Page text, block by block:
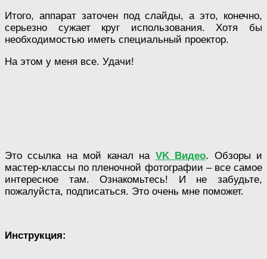
Итого, аппарат заточен под слайды, а это, конечно,
серьезно сужает круг использования. Хотя бы
необходимостью иметь специальный проектор.
На этом у меня все. Удачи!
Это ссылка на мой канал на VK Видео. Обзоры и
мастер-классы по пленочной фотографии – все самое
интересное там. Ознакомьтесь! И не забудьте,
пожалуйста, подписаться. Это очень мне поможет.
Инструкция: